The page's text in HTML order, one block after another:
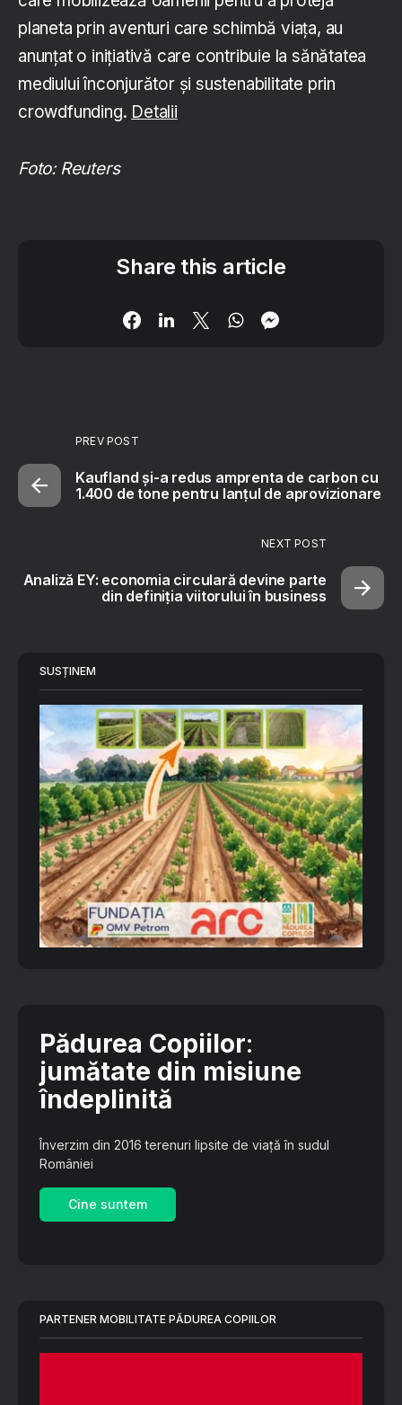
planeta prin aventuri care schimbă viața, au
anunțat o inițiativă care contribuie la sănătatea
mediului înconjurător și sustenabilitate prin
crowdfunding. Detalii
Foto: Reuters
Share this article
PREV POST
Kaufland și-a redus amprenta de carbon cu
1.400 de tone pentru lanțul de aprovizionare
NEXT POST
Analiză EY: economia circulară devine parte
din definiția viitorului în business
SUSȚINEM
Pădurea Copiilor:
jumătate din misiune
îndeplinită
Înverzim din 2016 terenuri lipsite de viață în sudul
României
Cine suntem
PARTENER MOBILITATE PĂDUREA COPIILOR